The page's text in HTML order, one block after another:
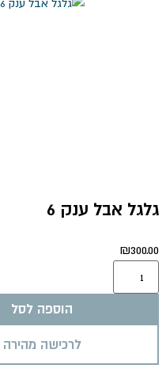
גלגל אבל ענק 6
₪300.00
הוספה לסל
לרכישה מהירה